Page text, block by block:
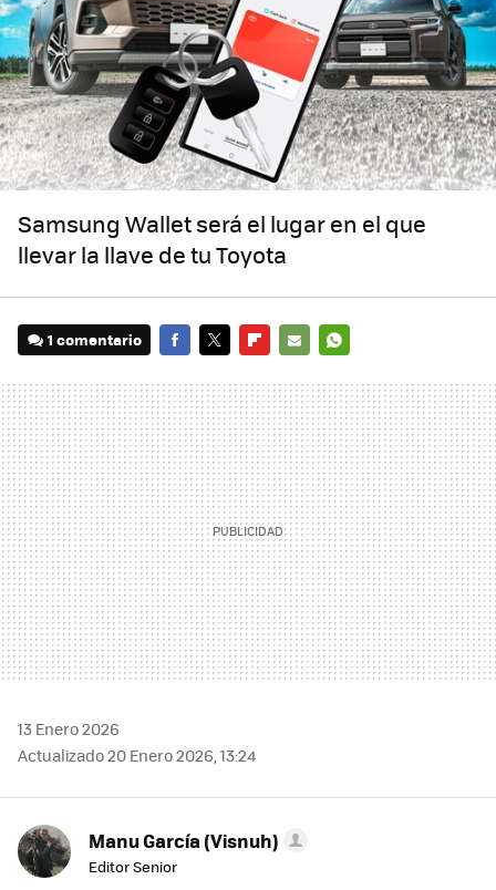
Samsung Wallet será el lugar en el que
llevar la llave de tu Toyota
1 comentario
MAIL
13 Enero 2026
Actualizado 20 Enero 2026, 13:24
Manu García (Visnuh)
Editor Senior